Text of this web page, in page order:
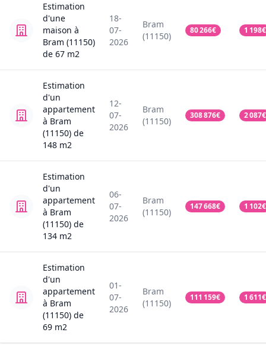
Estimation
d'une
maison à
Bram (11150)
de 67 m2
18-
07-
2026
Bram
(11150)
80 266€ 1 198€
Estimation
d'un
appartement
à Bram
(11150) de
148 m2
12-
07-
2026
Bram
(11150)
308 876€ 2 087€
Estimation
d'un
appartement
à Bram
(11150) de
134 m2
06-
07-
2026
Bram
(11150)
147 668€ 1 102€
Estimation
d'un
appartement
à Bram
(11150) de
69 m2
01-
07-
2026
Bram
(11150)
111 159€ 1 611€